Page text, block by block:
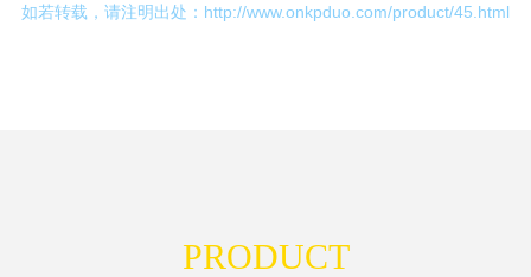
如若转载，请注明出处：http://www.onkpduo.com/product/45.html
PRODUCT